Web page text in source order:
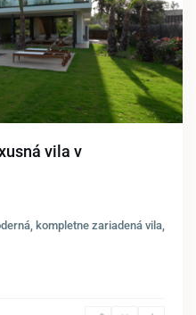
vila v
kompletne zariadená vila,